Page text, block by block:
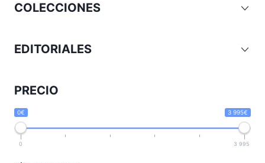
COLECCIONES
EDITORIALES
PRECIO
0€ 3 995€
0 3 995